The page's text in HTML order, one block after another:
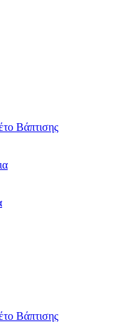
Βάπτισης
Βάπτισης